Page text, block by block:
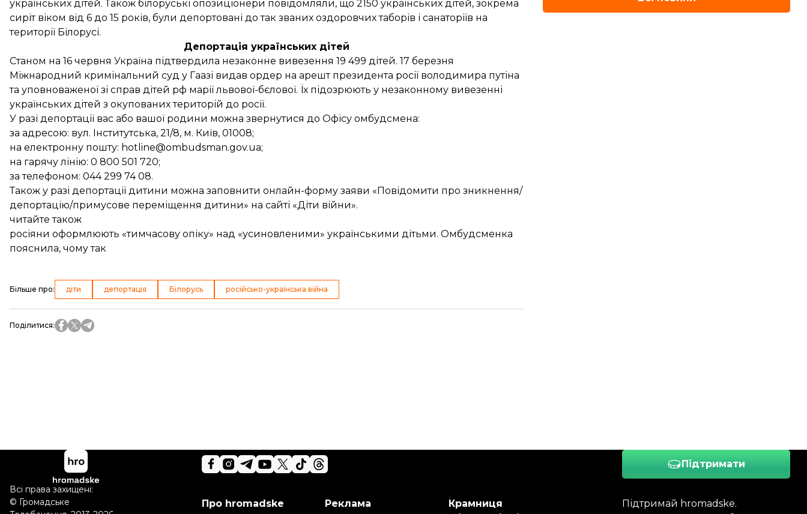
українських дітей. Також білоруські опозиціонери повідомляли, що 2150 українських дітей, зокрема
сиріт віком від 6 до 15 років, були депортовані до так званих оздоровчих таборів і санаторіїв на
території Білорусі.
Депортація українських дітей
Станом на 16 червня Україна підтвердила незаконне вивезення 19 499 дітей. 17 березня
Міжнародний кримінальний суд у Гаазі видав ордер на арешт президента росії володимира путіна
та уповноваженої зі справ дітей рф марії львової-бєлової. Їх підозрюють у незаконному вивезенні
українських дітей з окупованих територій до росії.
У разі депортації вас або вашої родини можна звернутися до Офісу омбудсмена:
за адресою: вул. Інститутська, 21/8, м. Київ, 01008;
на електронну пошту: hotline@ombudsman.gov.ua;
на гарячу лінію: 0 800 501 720;
за телефоном: 044 299 74 08.
Також у разі депортації дитини можна заповнити онлайн-форму заяви «Повідомити про зникнення/
депортацію/примусове переміщення дитини» на сайті «Діти війни».
читайте також
росіяни оформлюють «тимчасову опіку» над «усиновленими» українськими дітьми. Омбудсменка
пояснила, чому так
Більше про: діти депортація Білорусь російсько-українська війна
Поділитися:
Підтримати
Підтримай hromadske.
Про hromadske
Реклама
Крамниця
Всі права захищені:
© Громадське